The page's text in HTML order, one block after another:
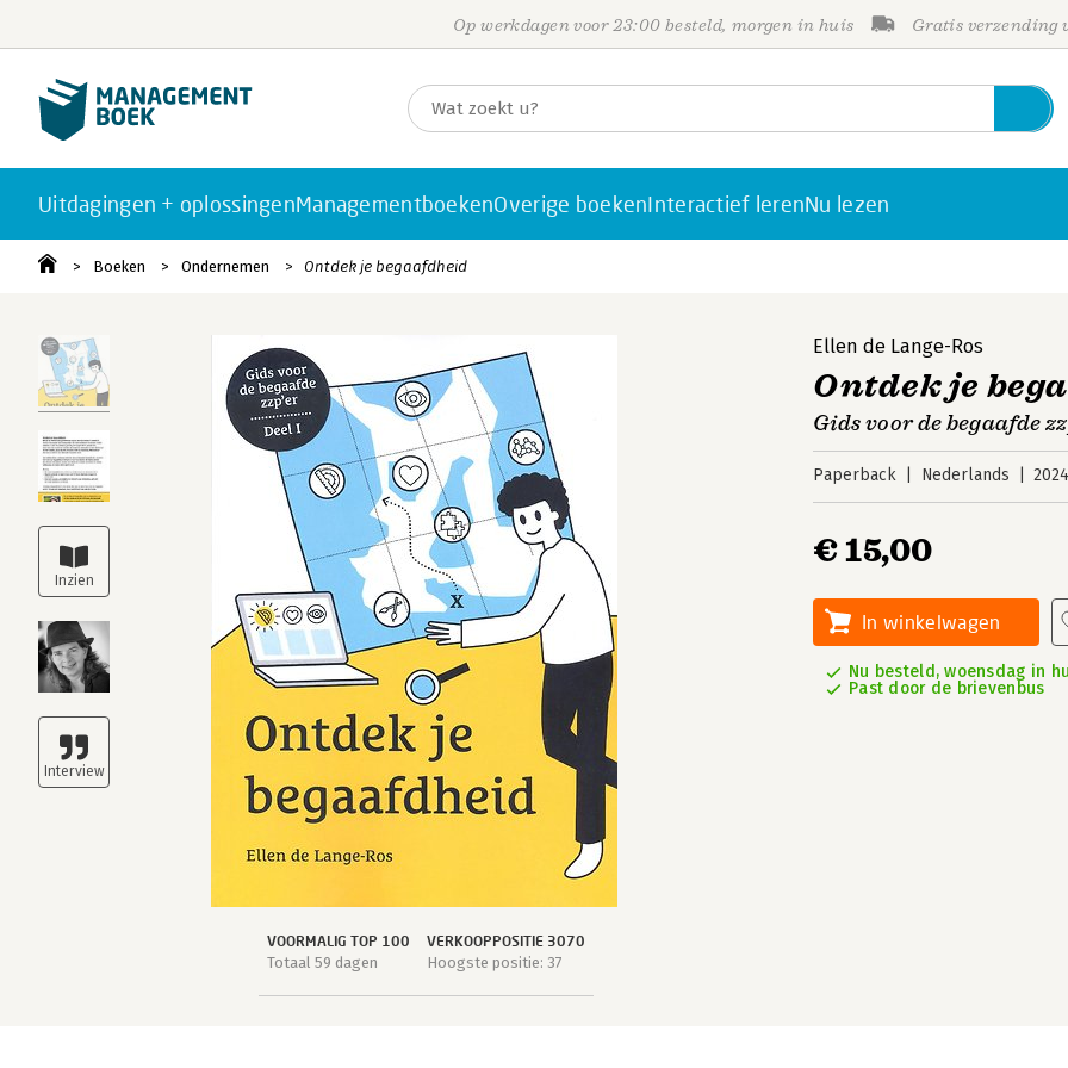
Op werkdagen voor 23:00 besteld, morgen in huis Gratis verzending
Uitdagingen + oplossingenManagementboekenOverige boekenInteractief lerenNu lezen
Boeken Ondernemen Ontdek je begaafdheid
VOORMALIG TOP 100
Totaal 59 dagen
VERKOOPPOSITIE 3070
Hoogste positie: 37
Ellen de Lange-Ros
Ontdek je
Gids voor de begaafde
Paperback Nederlands
€ 15,00
In winkelwagen
Nu besteld, woensdag in
Past door de brievenbus